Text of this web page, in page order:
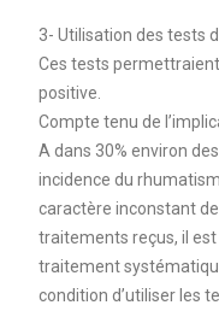
3- Utilisation des tests
Ces tests
positive.
Compte tenu de
A dans 30% environ
incidence du
caractère inconstant
traitements reçus, il
traitement
condition d’utiliser les